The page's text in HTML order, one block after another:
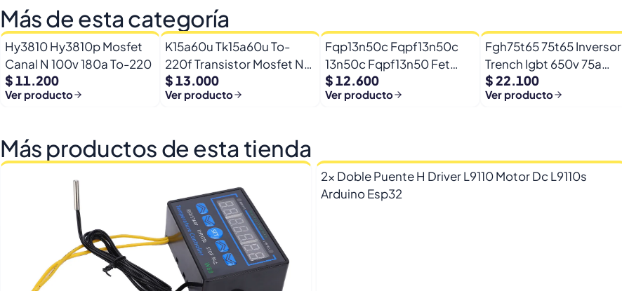
Más de esta categoría
Hy3810 Hy3810p Mosfet
Canal N 100v 180a To-220
$ 11.200
Ver producto
K15a60u Tk15a60u To-
220f Transistor Mosfet N
600v 15a
$ 13.000
Ver producto
Fqp13n50c Fqpf13n50c
13n50c Fqpf13n50 Fet
500v 13a 0,39ohm
$ 12.600
Ver producto
Fgh75t65 75t65 Inversor
Trench Igbt 650v 75a
Fgh75t65upd
$ 22.100
Ver producto
Más productos de esta tienda
2x Doble Puente H Driver L9110 Motor Dc L9110s
Arduino Esp32